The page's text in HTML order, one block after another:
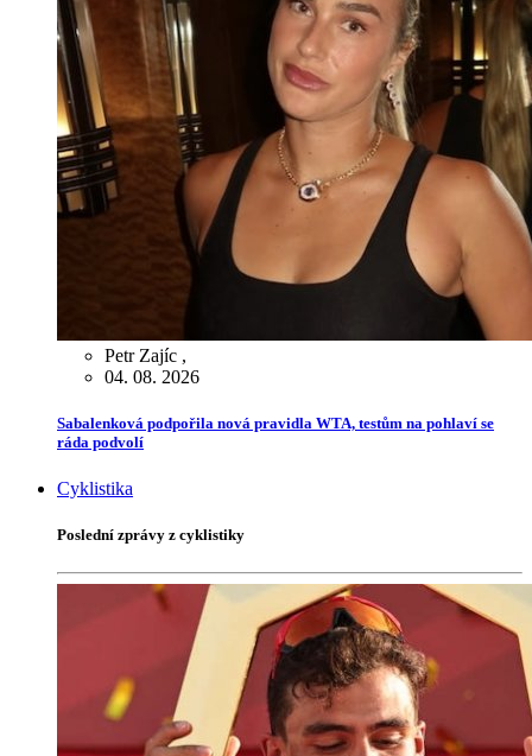
Petr Zajíc ,
04. 08. 2026
Sabalenková podpořila nová pravidla WTA, testům na pohlaví se
ráda podvolí
Cyklistika
Poslední zprávy z cyklistiky